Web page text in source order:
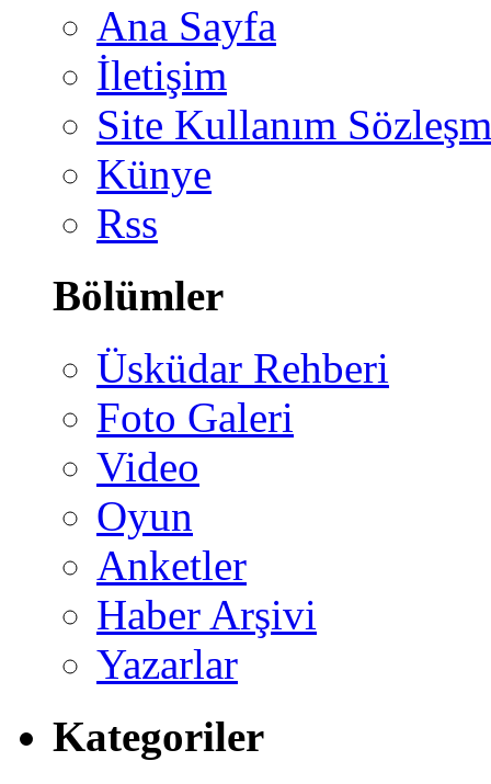
Ana Sayfa
İletişim
Site Kullanım
Künye
Rss
Bölümler
Üsküdar Rehberi
Foto Galeri
Video
Oyun
Anketler
Haber Arşivi
Yazarlar
Kategoriler